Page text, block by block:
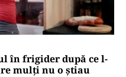
în frigider după ce l-
mulți nu o știau